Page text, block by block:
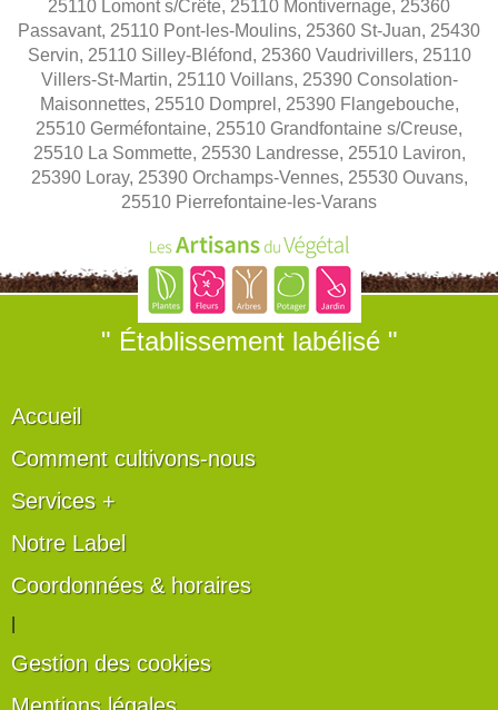
25110 Lomont s/Crête, 25110 Montivernage, 25360
Passavant, 25110 Pont-les-Moulins, 25360 St-Juan, 25430
Servin, 25110 Silley-Bléfond, 25360 Vaudrivillers, 25110
Villers-St-Martin, 25110 Voillans, 25390 Consolation-
Maisonnettes, 25510 Domprel, 25390 Flangebouche,
25510 Germéfontaine, 25510 Grandfontaine s/Creuse,
25510 La Sommette, 25530 Landresse, 25510 Laviron,
25390 Loray, 25390 Orchamps-Vennes, 25530 Ouvans,
25510 Pierrefontaine-les-Varans
" Établissement labélisé "
Accueil
Comment cultivons-nous
Services +
Notre Label
Coordonnées & horaires
Gestion des cookies